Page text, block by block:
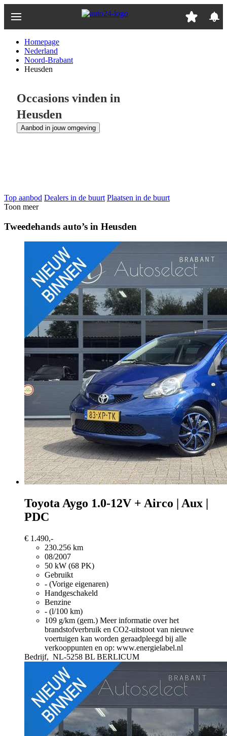
naar
Homepage
Nederland
Noord-Brabant
Heusden
Occasions vinden in
Heusden
Aanbod in jouw omgeving
Top aanbod Dealers in de buurt Plaatsen in de buurt
Toon meer
Tweedehands auto’s in Heusden
Toyota Aygo 1.0-12V + Airco | Aux |
PDC
€ 1.490,-
230.256 km
08/2007
50 kW (68 PK)
Gebruikt
- (Vorige eigenaren)
Handgeschakeld
Benzine
- (l/100 km)
109 g/km (gem.) Meer informatie over het
brandstofverbruik en CO2-uitstoot van nieuwe
voertuigen kan worden geraadpleegd bij alle
verkooppunten en op: www.energielabel.nl
Bedrijf, NL-5258 BL BERLICUM